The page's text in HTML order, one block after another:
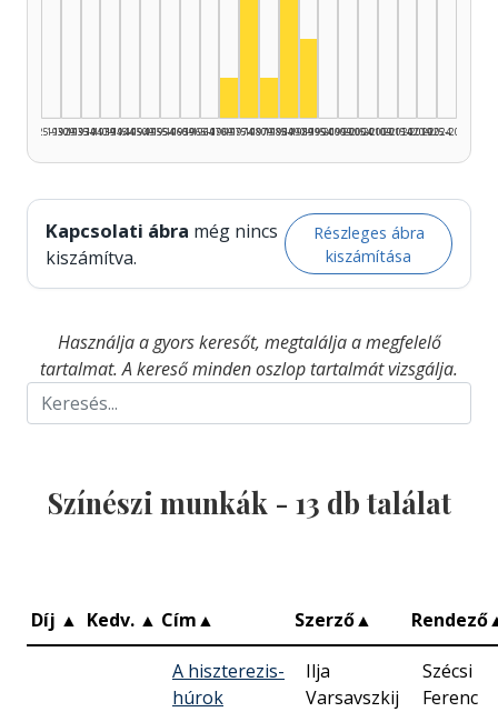
1925–1929
1930–1934
1935–1939
1940–1944
1945–1949
1950–1954
1955–1959
1960–1964
1965–1969
1970–1974
1975–1979
1980–1984
1985–1989
1990–1994
1995–1999
2000–2004
2005–2009
2010–2014
2015–2019
2020–2024
2025–2026
Kapcsolati ábra még nincs
kiszámítva.
Részleges ábra
kiszámítása
Használja a gyors keresőt, megtalálja a megfelelő
tartalmat. A kereső minden oszlop tartalmát vizsgálja.
Színészi munkák - 13 db találat
Díj ▲ Kedv. ▲ Cím▲ Szerző▲ Rendező
A hiszterezis-
húrok
Ilja
Varsavszkij
Szécsi
Ferenc